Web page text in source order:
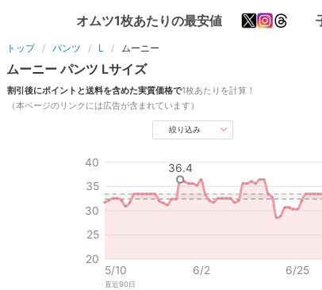
オムツ1枚あたりの最安値
トップ パンツ L ムーニー
ムーニー パンツ Lサイズ
割引後にポイントと送料を含めた実質価格で1枚あたりを計算！
（本ページのリンクには広告が含まれています）
絞り込み
20
25
30
35
40
5/10 6/2 6/25
36.4
直近90日